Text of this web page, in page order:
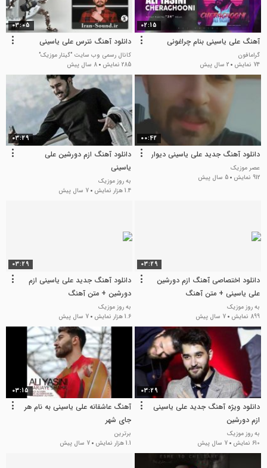
02:15
آهنگ علی یاسینی بنام چراغونی
گرامافون
74 نمایش
2 سال پیش
03:05
دانلود آهنگ نترس علی یاسینی
کانال رسمی وب سایت "گیتار موزیک"
285 نمایش
8 سال پیش
00:42
دانلود آهنگ جدید علی یاسینی دیوار
عصر موزیک
912 نمایش
5 سال پیش
03:29
دانلود آهنگ ازم دورشین علی
یاسینی
به روز موزیک
1.4 هزار نمایش
7 سال پیش
03:29
دانلود اختصاصی آهنگ ازم دورشین
علی یاسینی + متن آهنگ
به روز موزیک
899 نمایش
7 سال پیش
03:29
دانلود آهنگ جدید علی یاسینی ازم
دورشین + متن آهنگ
به روز موزیک
1.6 هزار نمایش
7 سال پیش
03:29
دانلود ویژه آهنگ جدید علی یاسینی
ازم دورشین
به روز موزیک
610 نمایش
7 سال پیش
03:15
آهنگ عاشقانه علی یاسینی به نام هر
جای شهر
برترین
1.1 هزار نمایش
7 سال پیش